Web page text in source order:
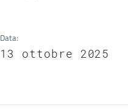
Data:
13 ottobre 2025